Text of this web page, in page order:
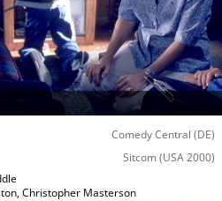
Comedy Central (DE)
Sitcom (USA 2000)
,Christopher Masterson